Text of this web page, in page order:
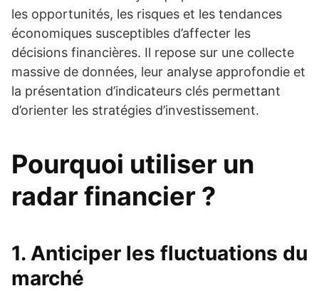
les opportunités, les risques et les tendances
économiques susceptibles d’affecter les
décisions financières. Il repose sur une collecte
massive de données, leur analyse approfondie et
la présentation d’indicateurs clés permettant
d’orienter les stratégies d’investissement.
Pourquoi utiliser un
radar financier ?
1. Anticiper les fluctuations du
marché